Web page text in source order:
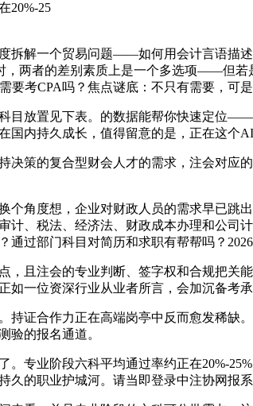
20%-25
解一个贸易问题——如何用会计言语描述
，两者的差别素质上是一个多选项——但
要考CPA吗？焦点谜底：不只有需要，可
放置见下表。的数据能帮你快速定位——
国内持久成长，值得留意的是，正在这个
策的复合型财会人才的需求，注会对应的
角度想，企业对财政人员的需求早已跳出
、税法、经济法、财政成本办理和公司
通过部门科目对简历和求职有帮帮吗？
且注会的专业判断、签字权和合规把关
如一位资深行业从业者所言，会加沉备考
证合作力正在高端岗亭中反而愈发稀缺
验的报名通道。
专业阶段六科平均通过率约正在20%-
久的职业护城河。请当即登录中注协网报系